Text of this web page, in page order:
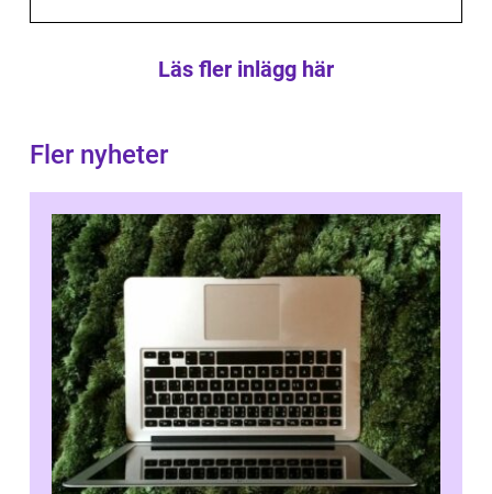
Läs fler inlägg här
Fler nyheter